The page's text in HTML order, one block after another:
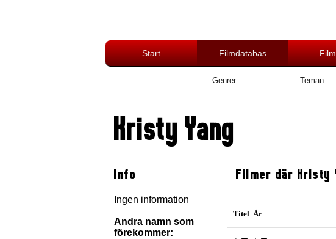
Start Filmdatabas
Genrer Teman
Kristy Yang
Info
Ingen information
Andra namn som
förekommer:
Filmer där Kristy
Titel År